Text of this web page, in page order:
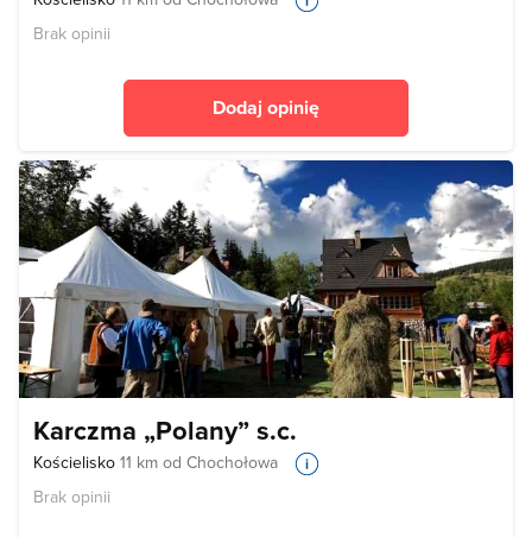
Brak opinii
Dodaj opinię
Karczma „Polany” s.c.
Kościelisko 11 km od Chochołowa
Brak opinii